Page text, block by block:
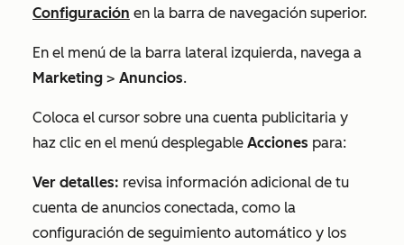
Configuración en la barra de navegación superior.
En el menú de la barra lateral izquierda, navega a
Marketing > Anuncios.
Coloca el cursor sobre una cuenta publicitaria y
haz clic en el menú desplegable Acciones para:
Ver detalles: revisa información adicional de tu
cuenta de anuncios conectada, como la
configuración de seguimiento automático y los